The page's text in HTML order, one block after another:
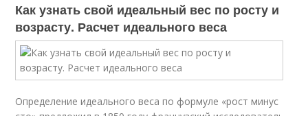
Как узнать свой идеальный вес по росту и
возрасту. Расчет идеального веса
Определение идеального веса по формуле «рост минус